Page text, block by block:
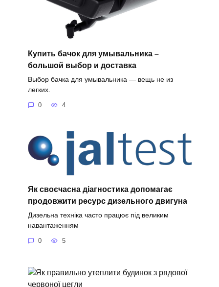
Купить бачок для умывальника –
большой выбор и доставка
Выбор бачка для умывальника — вещь не из
легких.
0 4
Як своєчасна діагностика допомагає
продовжити ресурс дизельного двигуна
Дизельна техніка часто працює під великим
навантаженням
0 5